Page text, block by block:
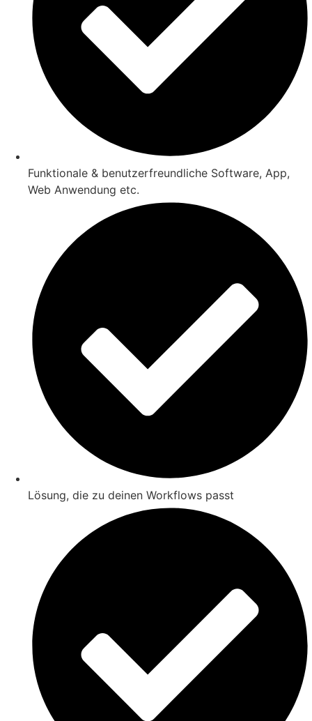
Funktionale & benutzerfreundliche Software, App,
Web Anwendung etc.
Lösung, die zu deinen Workflows passt